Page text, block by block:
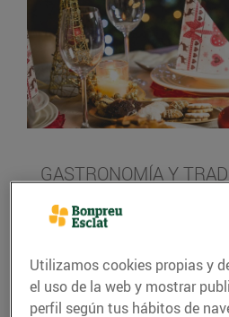
GASTRONOMÍA Y
Idees per
21/diciembre/2018
Utilizamos cookies propias y
el uso de la web y mostrar
perfil según tus hábitos de